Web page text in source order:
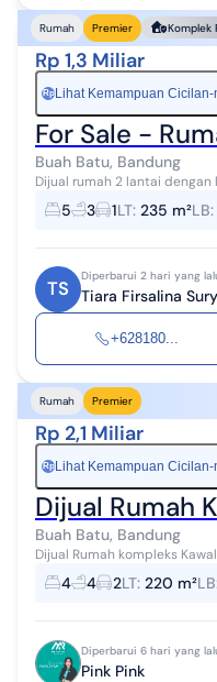
Rumah Premier Komplek
Rp 1,3 Miliar
RpLihat Kemampuan Cicilan-
For Sale -
Buah Batu, Bandung
Dijual rumah 2 lantai dengan
berlokasi di dalam komplek
Spesifikasi: - 5+1 Kamar T...
5 3 1LT: 235 m²LB:
TS
Diperbarui 2 hari yang
Tiara Firsalina
+628180...
Rumah Premier
Rp 2,1 Miliar
RpLihat Kemampuan Cicilan-
Dijual Rumah
Buah Batu, Bandung
Dijual Rumah kompleks
tanah : 220 Luas bangunan : 150 Kmr tidur : 4+1 Kmr mandi : 4
artesis Listrik ...
4 4 2LT: 220 m²LB
Diperbarui 6 hari yang
Pink Pink